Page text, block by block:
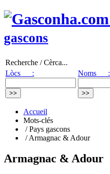
gascons
Recherche / Cèrca...
Lòcs :
Noms :
Accueil
Mots-clés
/ Pays gascons
/ Armagnac & Adour
Armagnac & Adour